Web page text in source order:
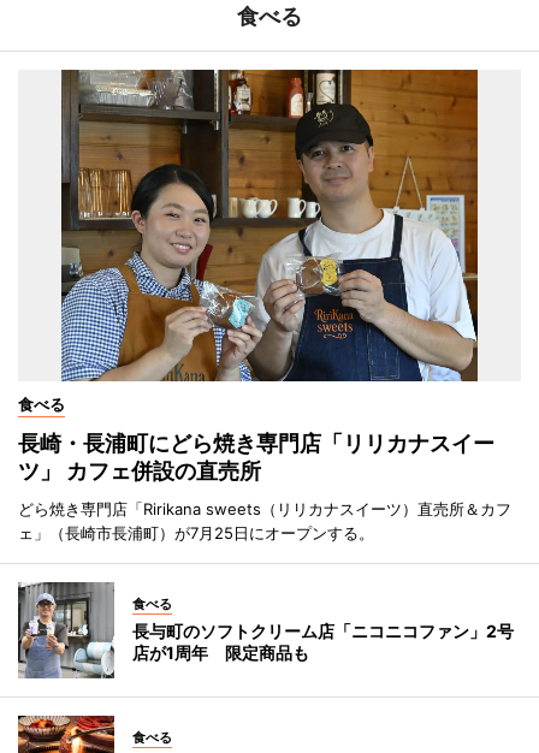
食べる
食べる
長崎・長浦町にどら焼き専門店「リリカナスイー
ツ」 カフェ併設の直売所
どら焼き専門店「Ririkana sweets（リリカナスイーツ）直売所＆カフ
ェ」（長崎市長浦町）が7月25日にオープンする。
食べる
長与町のソフトクリーム店「ニコニコファン」2号
店が1周年 限定商品も
食べる